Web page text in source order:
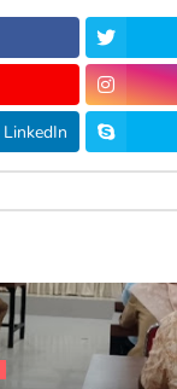
LinkedIn